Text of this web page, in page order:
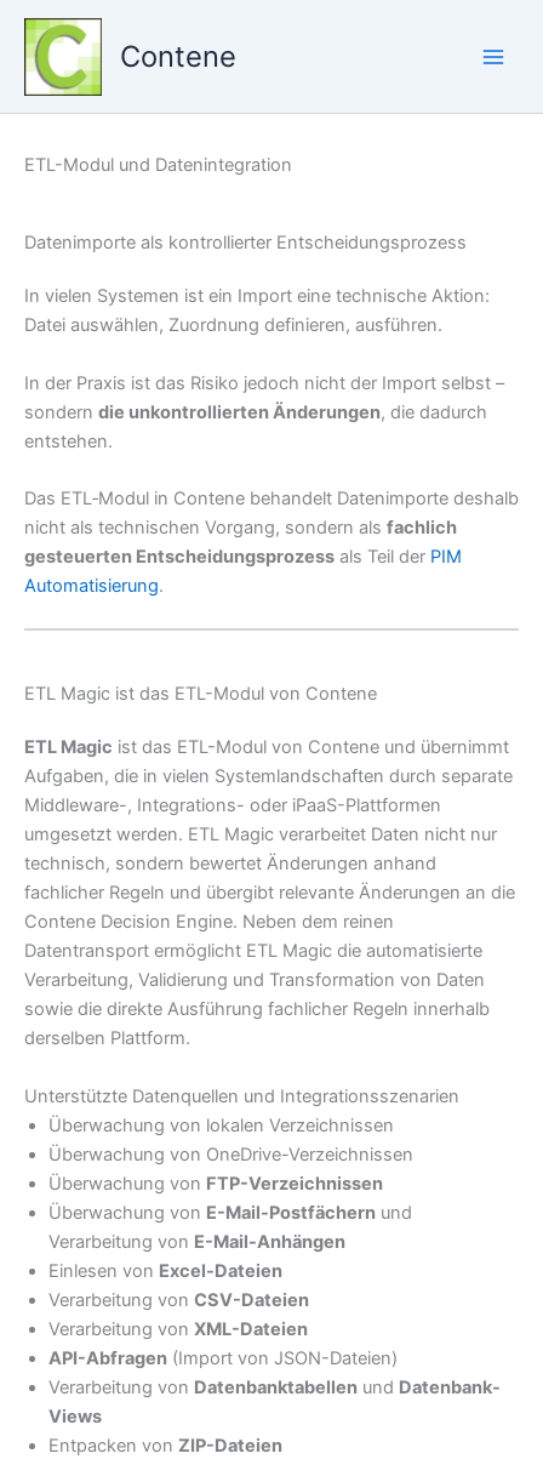
Zum
Inhalt
springen
Contene
ETL-Modul und Datenintegration
Datenimporte als kontrollierter Entscheidungsprozess
In vielen Systemen ist ein Import eine technische Aktion:
Datei auswählen, Zuordnung definieren, ausführen.
In der Praxis ist das Risiko jedoch nicht der Import selbst –
sondern die unkontrollierten Änderungen, die dadurch
entstehen.
Das ETL‑Modul in Contene behandelt Datenimporte deshalb
nicht als technischen Vorgang, sondern als fachlich
gesteuerten Entscheidungsprozess als Teil der PIM
Automatisierung.
ETL Magic ist das ETL-Modul von Contene
ETL Magic ist das ETL-Modul von Contene und übernimmt
Aufgaben, die in vielen Systemlandschaften durch separate
Middleware-, Integrations- oder iPaaS-Plattformen
umgesetzt werden. ETL Magic verarbeitet Daten nicht nur
technisch, sondern bewertet Änderungen anhand
fachlicher Regeln und übergibt relevante Änderungen an die
Contene Decision Engine. Neben dem reinen
Datentransport ermöglicht ETL Magic die automatisierte
Verarbeitung, Validierung und Transformation von Daten
sowie die direkte Ausführung fachlicher Regeln innerhalb
derselben Plattform.
Unterstützte Datenquellen und Integrationsszenarien
Überwachung von lokalen Verzeichnissen
Überwachung von OneDrive-Verzeichnissen
Überwachung von FTP-Verzeichnissen
Überwachung von E-Mail-Postfächern und
Verarbeitung von E-Mail-Anhängen
Einlesen von Excel-Dateien
Verarbeitung von CSV-Dateien
Verarbeitung von XML-Dateien
API-Abfragen (Import von JSON-Dateien)
Verarbeitung von Datenbanktabellen und Datenbank-
Views
Entpacken von ZIP-Dateien